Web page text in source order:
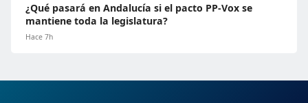
¿Qué pasará en Andalucía si el pacto PP-Vox se
mantiene toda la legislatura?
Hace 7h